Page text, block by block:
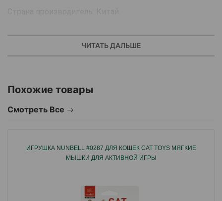
ЧИТАТЬ ДАЛЬШЕ
Похожие товары
Смотреть Все
ИГРУШКА NUNBELL #0287 ДЛЯ КОШЕК CAT TOYS МЯГКИЕ
МЫШКИ ДЛЯ АКТИВНОЙ ИГРЫ